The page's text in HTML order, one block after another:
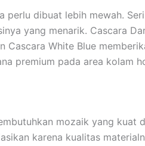
perlu dibuat lebih mewah.
yang menarik. Cascara
Cascara White Blue
premium pada area kolam
mozaik yang kuat
karena kualitas